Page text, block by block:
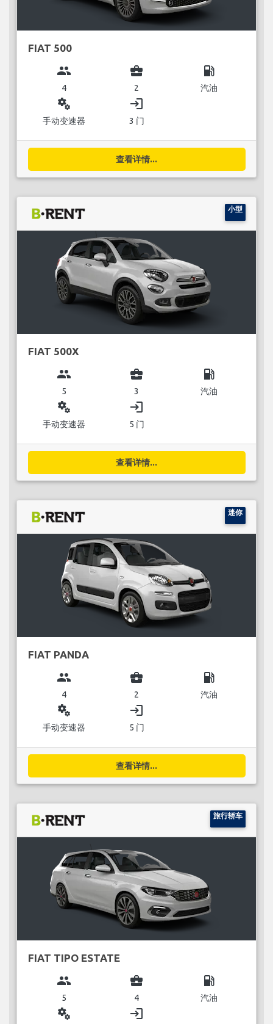
FIAT 500
group
4
business_center
2
local_gas_station
汽油
miscellaneous_services
手动变速器
login
3 门
查看详情...
小型
FIAT 500X
group
5
business_center
3
local_gas_station
汽油
miscellaneous_services
手动变速器
login
5 门
查看详情...
迷你
FIAT PANDA
group
4
business_center
2
local_gas_station
汽油
miscellaneous_services
手动变速器
login
5 门
查看详情...
旅行轿车
FIAT TIPO ESTATE
group
5
business_center
4
local_gas_station
汽油
miscellaneous_services login